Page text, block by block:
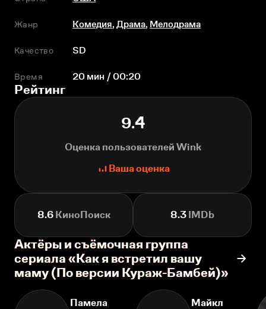
Жанр Комедия,Драма, Мелодрама
Качество SD
Время 20 мин / 00:20
Рейтинг
9.4
Оценка пользователей Wink
Ваша оценка
8.6КиноПоиск 8.3 IMDb
Актёры и съёмочная группа
сериала «Как я встретил вашу
маму (По версии Кураж-Бамбей)»
Памела
Майкл